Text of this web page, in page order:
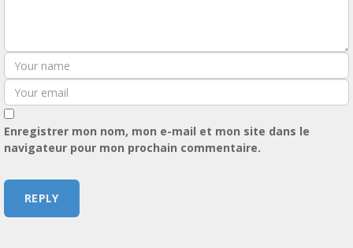
Enregistrer mon nom, mon e-mail et mon site dans le
navigateur pour mon prochain commentaire.